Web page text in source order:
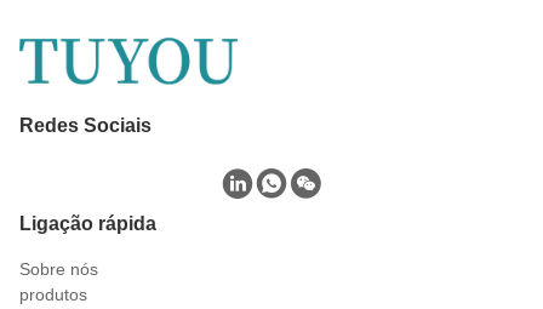
Redes Sociais
Ligação rápida
Sobre nós
produtos